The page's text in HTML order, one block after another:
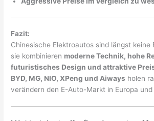
Fazit:
Chinesische Elektroautos sind längst keine
sie kombinieren moderne Technik, hohe
futuristisches Design und attraktive
BYD, MG, NIO, XPeng und Aiways holen
verändern den E-Auto-Markt in Europa